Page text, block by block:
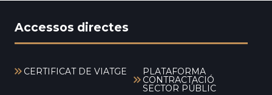
Accessos directes
CERTIFICAT DE VIATGE PLATAFORMA
CONTRACTACIÓ
SECTOR PÚBLIC